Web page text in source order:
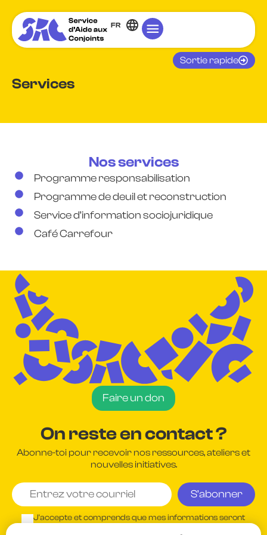
Sortie rapide
FR
Services
Nos services
Programme responsabilisation
Programme de deuil et reconstruction
Service d’information sociojuridique
Café Carrefour
Faire un don
On reste en contact ?
Abonne-toi pour recevoir nos ressources, ateliers et
nouvelles initiatives.
J'accepte et comprends que mes informations seront